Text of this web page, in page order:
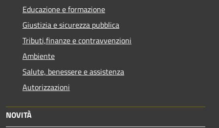
Educazione e formazione
Giustizia e sicurezza pubblica
Tributi,finanze e contravvenzioni
Ambiente
Salute, benessere e assistenza
Autorizzazioni
NOVITÀ